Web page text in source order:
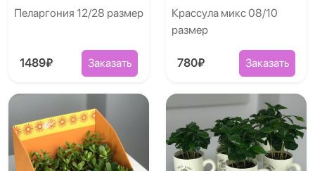
Пеларгония 12/28 размер
1489₽ Заказать
Крассула микс 08/10
размер
780₽ Заказать